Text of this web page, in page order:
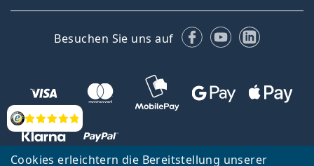
Cookies erleichtern die Bereitstellung unserer
Bewertung
Besuchen Sie uns auf Facebook
YouTubeLinkedIn